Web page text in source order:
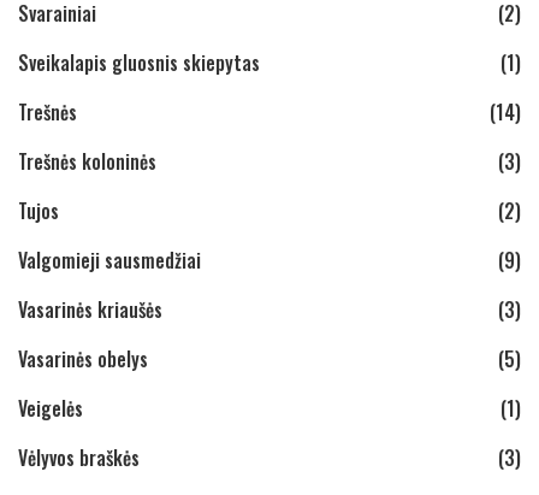
Svarainiai
(2)
Sveikalapis gluosnis skiepytas
(1)
Trešnės
(14)
Trešnės koloninės
(3)
Tujos
(2)
Valgomieji sausmedžiai
(9)
Vasarinės kriaušės
(3)
Vasarinės obelys
(5)
Veigelės
(1)
Vėlyvos braškės
(3)